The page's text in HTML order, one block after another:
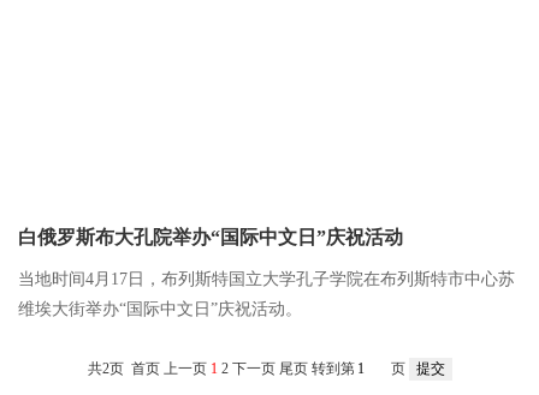
白俄罗斯布大孔院举办“国际中文日”庆祝活动
当地时间4月17日，布列斯特国立大学孔子学院在布列斯特市中心苏
维埃大街举办“国际中文日”庆祝活动。
共2页 首页 上一页 1 2 下一页 尾页 转到第 页